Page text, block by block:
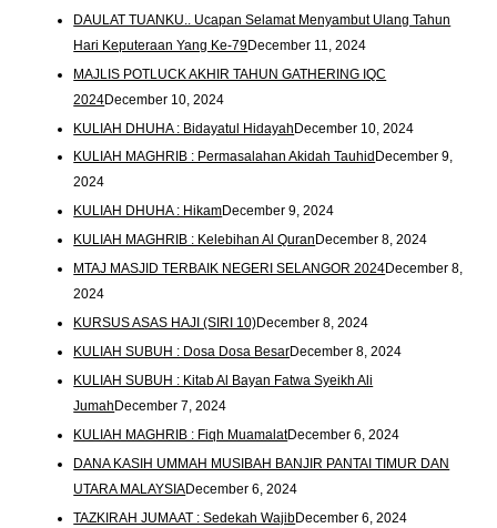
DAULAT TUANKU.. Ucapan Selamat Menyambut Ulang Tahun
Hari Keputeraan Yang Ke-79December 11, 2024
MAJLIS POTLUCK AKHIR TAHUN GATHERING IQC
2024December 10, 2024
KULIAH DHUHA : Bidayatul HidayahDecember 10, 2024
KULIAH MAGHRIB : Permasalahan Akidah Tauhid December 9,
2024
KULIAH DHUHA : HikamDecember 9, 2024
KULIAH MAGHRIB : Kelebihan Al Quran December 8, 2024
MTAJ MASJID TERBAIK NEGERI SELANGOR 2024December 8,
2024
KURSUS ASAS HAJI (SIRI 10)December 8, 2024
KULIAH SUBUH : Dosa Dosa BesarDecember 8, 2024
KULIAH SUBUH : Kitab Al Bayan Fatwa Syeikh Ali
Jumah December 7, 2024
KULIAH MAGHRIB : Fiqh MuamalatDecember 6, 2024
DANA KASIH UMMAH MUSIBAH BANJIR PANTAI TIMUR DAN
UTARA MALAYSIADecember 6, 2024
TAZKIRAH JUMAAT : Sedekah WajibDecember 6, 2024